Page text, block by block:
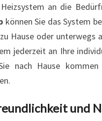
an die
können Sie das System
Hause oder unterwegs
jederzeit an Ihre
nach Hause
und